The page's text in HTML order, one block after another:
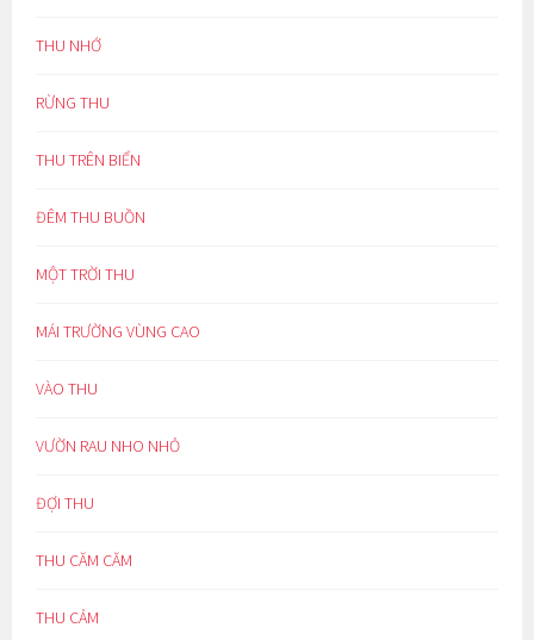
THU NHỚ
RỪNG THU
THU TRÊN BIỂN
ĐÊM THU BUỒN
MỘT TRỜI THU
MÁI TRƯỜNG VÙNG CAO
VÀO THU
VƯỜN RAU NHO NHỎ
ĐỢI THU
THU CĂM CĂM
THU CẢM